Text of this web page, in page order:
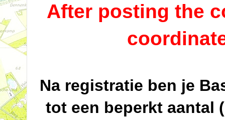
After posting the
Na registratie ben je
tot een beperkt aantal